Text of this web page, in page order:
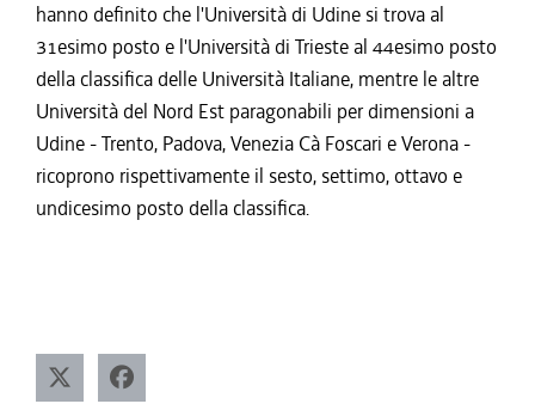
hanno definito che l'Università di Udine si trova al
31esimo posto e l'Università di Trieste al 44esimo posto
della classifica delle Università Italiane, mentre le altre
Università del Nord Est paragonabili per dimensioni a
Udine - Trento, Padova, Venezia Cà Foscari e Verona -
ricoprono rispettivamente il sesto, settimo, ottavo e
undicesimo posto della classifica.